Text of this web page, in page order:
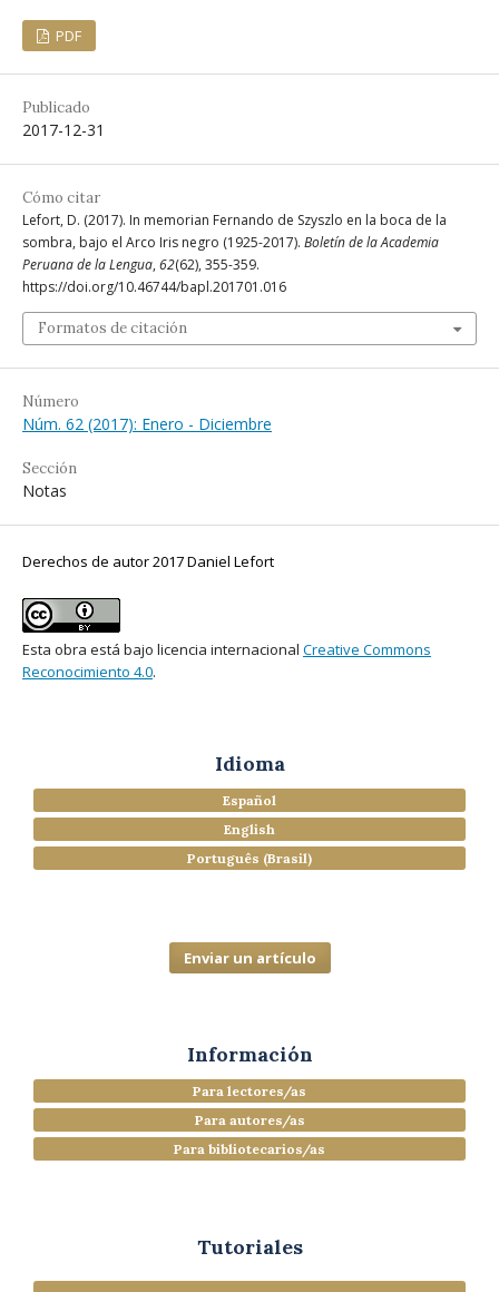
PDF
Publicado
2017-12-31
Cómo citar
Lefort, D. (2017). In memorian Fernando de Szyszlo en la boca de la
sombra, bajo el Arco Iris negro (1925-2017). Boletín de la Academia
Peruana de la Lengua, 62(62), 355-359.
https://doi.org/10.46744/bapl.201701.016
Formatos de citación
Número
Núm. 62 (2017): Enero - Diciembre
Sección
Notas
Derechos de autor 2017 Daniel Lefort
Esta obra está bajo licencia internacional Creative Commons
Reconocimiento 4.0.
Idioma
Español
English
Português (Brasil)
Enviar un artículo
Información
Para lectores/as
Para autores/as
Para bibliotecarios/as
Tutoriales